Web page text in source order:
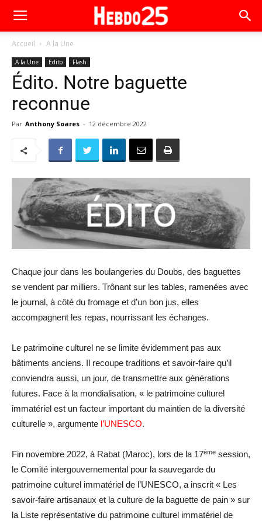
Accueil A la Une
A la Une Edito Flash
Édito. Notre baguette
reconnue
Par Anthony Soares - 12 décembre 2022
Chaque jour dans les boulangeries du Doubs, des baguettes
se vendent par milliers. Trônant sur les tables, ramenées avec
le journal, à côté du fromage et d’un bon jus, elles
accompagnent les repas, nourrissant les échanges.
Le patrimoine culturel ne se limite évidemment pas aux
bâtiments anciens. Il recoupe traditions et savoir-faire qu’il
conviendra aussi, un jour, de transmettre aux générations
futures. Face à la mondialisation, « le patrimoine culturel
immatériel est un facteur important du maintien de la diversité
culturelle », argumente l’UNESCO.
Fin novembre 2022, à Rabat (Maroc), lors de la 17ème session,
le Comité intergouvernemental pour la sauvegarde du
patrimoine culturel immatériel de l’UNESCO, a inscrit « Les
savoir-faire artisanaux et la culture de la baguette de pain » sur
la Liste représentative du patrimoine culturel immatériel de